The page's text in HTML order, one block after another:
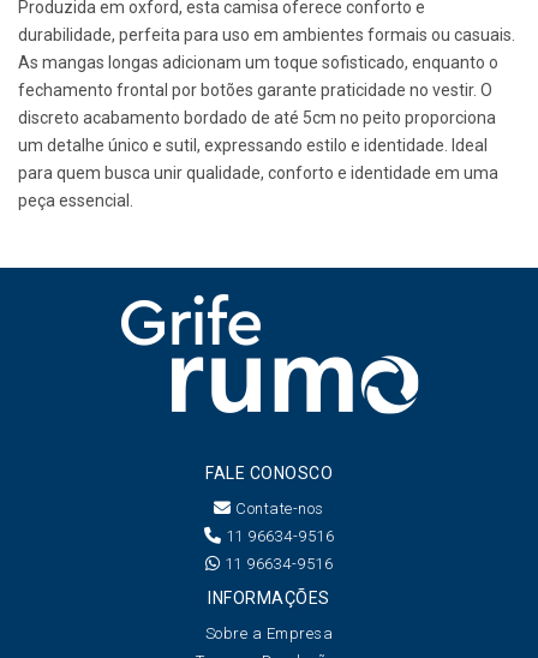
Produzida em oxford, esta camisa oferece conforto e
durabilidade, perfeita para uso em ambientes formais ou casuais.
As mangas longas adicionam um toque sofisticado, enquanto o
fechamento frontal por botões garante praticidade no vestir. O
discreto acabamento bordado de até 5cm no peito proporciona
um detalhe único e sutil, expressando estilo e identidade. Ideal
para quem busca unir qualidade, conforto e identidade em uma
peça essencial.
FALE CONOSCO
Contate-nos
11 96634-9516
11 96634-9516
INFORMAÇÕES
Sobre a Empresa